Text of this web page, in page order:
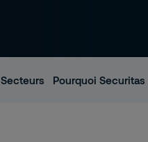
Secteurs Pourquoi Securitas